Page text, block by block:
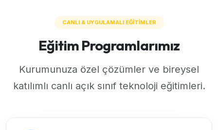
CANLI & UYGULAMALI EĞİTİMLER
Eğitim Programlarımız
Kurumunuza özel çözümler ve bireysel
katılımlı canlı açık sınıf teknoloji eğitimleri.